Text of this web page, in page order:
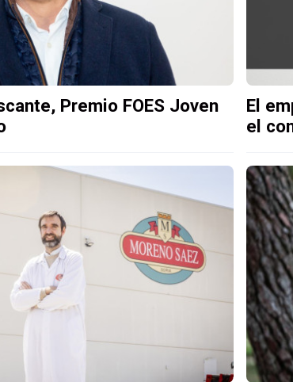
Premio FOES Joven
El
el